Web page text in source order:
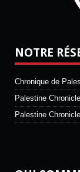
NOTRE
Chronique de
Palestine Chronicle
Palestine